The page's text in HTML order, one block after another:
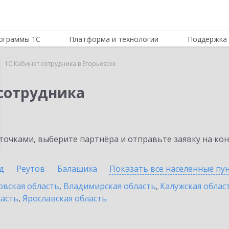
1С Платформа и технологии Поддержка
1С:Кабинет сотрудника в Егорьевске
выберите партнёра и отправьте заявку на
Реутов Балашиха Показать все населенные
область, Владимирская область, Калужская
, Ярославская область